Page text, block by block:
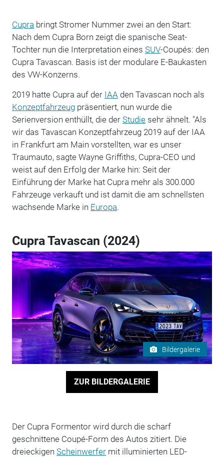
Cupra bringt Stromer Nummer zwei an den Start:
Nach dem Cupra Born zeigt die spanische Seat-
Tochter nun die Interpretation eines SUV-Coupés: den
Cupra Tavascan. Basis ist der modulare E-Baukasten
des VW-Konzerns.
2019 hatte Cupra auf der IAA den Tavascan noch als
Konzeptfahrzeugpräsentiert, nun wurde die
Serienversion enthüllt, die der Studiesehr ähnelt. "Als
wir das Tavascan Konzeptfahrzeug 2019 auf der IAA
in Frankfurt am Main vorstellten, war es unser
Traumauto, sagte Wayne Griffiths, Cupra-CEO und
weist auf den Erfolg der Marke hin: Seit der
Einführung der Marke hat Cupra mehr als 300.000
Fahrzeuge verkauft und ist damit die am schnellsten
wachsende Marke in Europa.
Cupra Tavascan (2024)
Bildergalerie
ZUR BILDERGALERIE
Der Cupra Formentor wird durch die scharf
geschnittene Coupé-Form des Autos zitiert. Die
dreieckigen Scheinwerfermit illuminierten LED-